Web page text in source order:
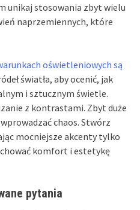
unikaj stosowania zbyt wielu
naprzemiennych, które
oświetleniowych są
światła, aby ocenić, jak
i sztucznym świetle.
z kontrastami. Zbyt duże
chaos. Stwórz
mocniejsze akcenty tylko
komfort i estetykę
pytania